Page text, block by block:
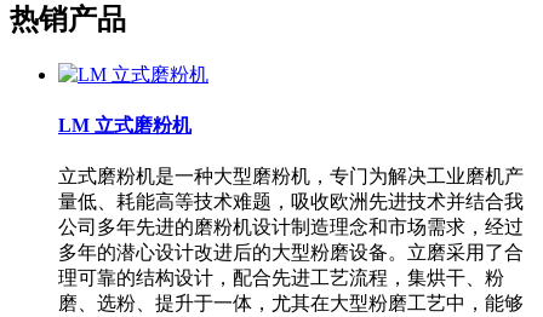
热销产品
LM 立式磨粉机
立式磨粉机是一种大型磨粉机，专门为解决工业磨机产
量低、耗能高等技术难题，吸收欧洲先进技术并结合我
公司多年先进的磨粉机设计制造理念和市场需求，经过
多年的潜心设计改进后的大型粉磨设备。立磨采用了合
理可靠的结构设计，配合先进工艺流程，集烘干、粉
磨、选粉、提升于一体，尤其在大型粉磨工艺中，能够